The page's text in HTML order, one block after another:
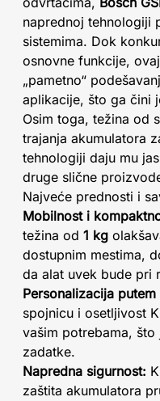
naprednoj tehnologiji
sistemima. Dok
osnovne funkcije,
„pametno“
aplikacije, što ga čini
Osim toga, težina od
trajanja akumulatora
tehnologiji daju mu
druge slične
Najveće prednosti i
Mobilnost i
težina od 1 kg
dostupnim mestima,
da alat uvek bude pri
Personalizacija
spojnicu i osetljivost
vašim potrebama,
zadatke.
Napredna sigurnost:
zaštita akumulatora